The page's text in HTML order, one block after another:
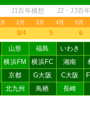
J1百年構想 J2・J3百
2月 3月 4月 5月
8/4 5 6
山形 福島
いわき
横浜FM 横浜FC 湘南
京都 G大阪 C大阪
北九州 鳥栖 長崎